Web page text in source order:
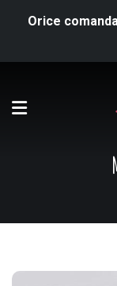
Orice